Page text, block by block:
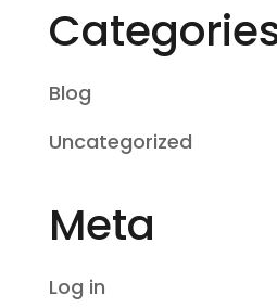
Blog
Uncategorized
Meta
Log in